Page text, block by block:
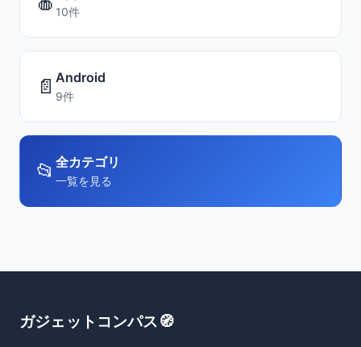
10件
📄 Android
9件
📂 全カテゴリ
一覧を見る
ガジェットコンパス🧭